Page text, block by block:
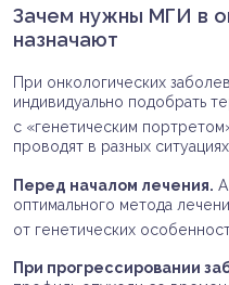
Зачем нужны МГИ в
назначают
При онкологических
индивидуально подобрать
с «генетическим
проводят в разных ситуациях.
Перед началом лечения.
оптимального метода
от генетических
При прогрессировании